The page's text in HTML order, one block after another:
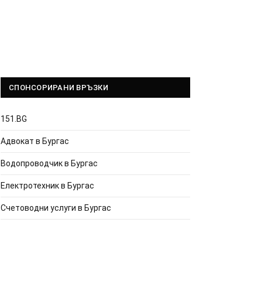
СПОНСОРИРАНИ ВРЪЗКИ
151.BG
Адвокат в Бургас
Водопроводчик в Бургас
Електротехник в Бургас
Счетоводни услуги в Бургас